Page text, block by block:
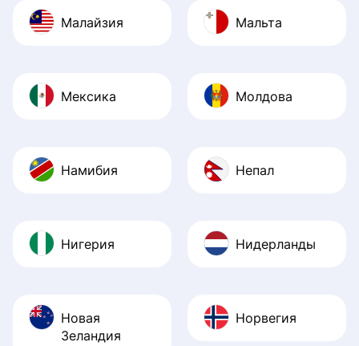
Малайзия Мальта
Мексика Молдова
Намибия Непал
Нигерия Нидерланды
Новая
Зеландия
Норвегия